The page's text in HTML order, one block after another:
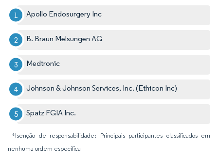
Apollo Endosurgery Inc
B. Braun Melsungen AG
Medtronic
Johnson & Johnson Services, Inc. (Ethicon Inc)
Spatz FGIA Inc.
*Isenção de responsabilidade: Principais participantes classificados em
nenhuma ordem específica